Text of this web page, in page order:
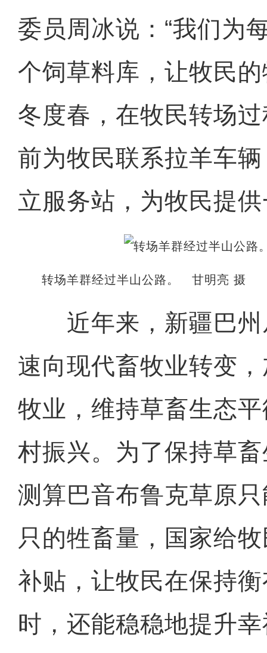
委员周冰说：“我们为
个饲草料库，让牧民
冬度春，在牧民转场
前为牧民联系拉羊车
立服务站，为牧民提
转场羊群经过半山公路。 甘明亮 摄
近年来，新疆巴州
速向现代畜牧业转变
牧业，维持草畜生态
村振兴。为了保持草
测算巴音布鲁克草原
只的牲畜量，国家给
补贴，让牧民在保持
时，还能稳稳地提升